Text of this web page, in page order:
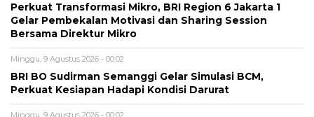
Perkuat Transformasi Mikro, BRI Region 6 Jakarta 1
Gelar Pembekalan Motivasi dan Sharing Session
Bersama Direktur Mikro
Minggu, 9 Agustus 2026 - 00:02
BRI BO Sudirman Semanggi Gelar Simulasi BCM,
Perkuat Kesiapan Hadapi Kondisi Darurat